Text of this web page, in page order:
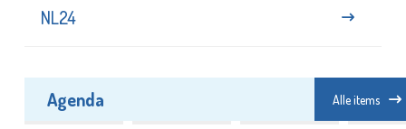
NL24
Agenda Alle items